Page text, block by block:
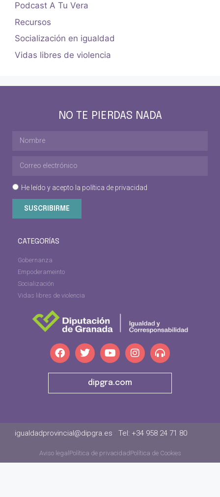
Podcast A Tu Vera
Recursos
Socialización en igualdad
Vidas libres de violencia
dipgra.com
CATEGORÍAS
Gobernanza
Empoderameinto
Socialización
Vidas libres de violencia
NO TE PIERDAS NADA
He leído y acepto la política de privacidad
SUSCRIBIRME
igualdadprovincial@dipgra.es · Tel: +34 958 24 71 80
Aviso legal Política de privacidad Política de Cookies